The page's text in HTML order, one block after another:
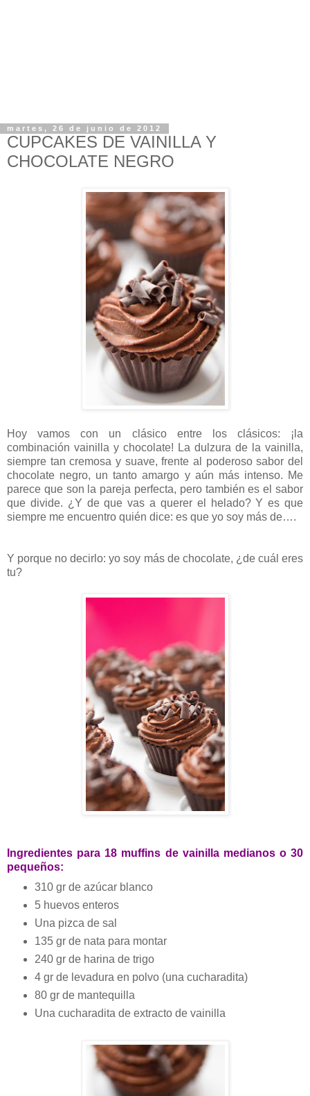
martes, 26 de junio de 2012
CUPCAKES DE VAINILLA Y
CHOCOLATE NEGRO
Hoy vamos con un clásico entre los clásicos: ¡la
combinación vainilla y chocolate! La dulzura de la vainilla,
siempre tan cremosa y suave, frente al poderoso sabor del
chocolate negro, un tanto amargo y aún más intenso. Me
parece que son la pareja perfecta, pero también es el sabor
que divide. ¿Y de que vas a querer el helado?Y es que
siempre me encuentro quién dice: es que yo soy más de….
Y porque no decirlo: yo soy más de chocolate, ¿de cuál eres
tu?
Ingredientes para 18 muffins de vainilla medianos o 30
pequeños:
310 gr de azúcar blanco
5 huevos enteros
Una pizca de sal
135 gr de nata para montar
240 gr de harina de trigo
4 gr de levadura en polvo (una cucharadita)
80 gr de mantequilla
Una cucharadita de extracto de vainilla